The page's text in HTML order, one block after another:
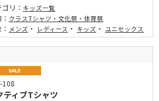
リ： キッズ一覧
クラスTシャツ・文化祭・体育祭
メンズ ・ レディース ・ キッズ ・ ユニセックス
SALE
108
ティブTシャツ